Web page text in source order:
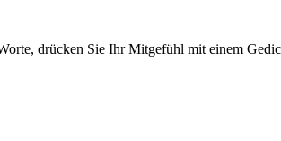
drücken Sie Ihr Mitgefühl mit einem